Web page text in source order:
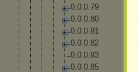
0.0.0.79
0.0.0.80
0.0.0.81
0.0.0.82
0.0.0.83
0.0.0.85